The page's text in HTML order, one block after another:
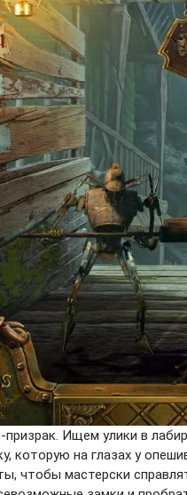
Ищем улики в
которую на глазах у
чтобы мастерски